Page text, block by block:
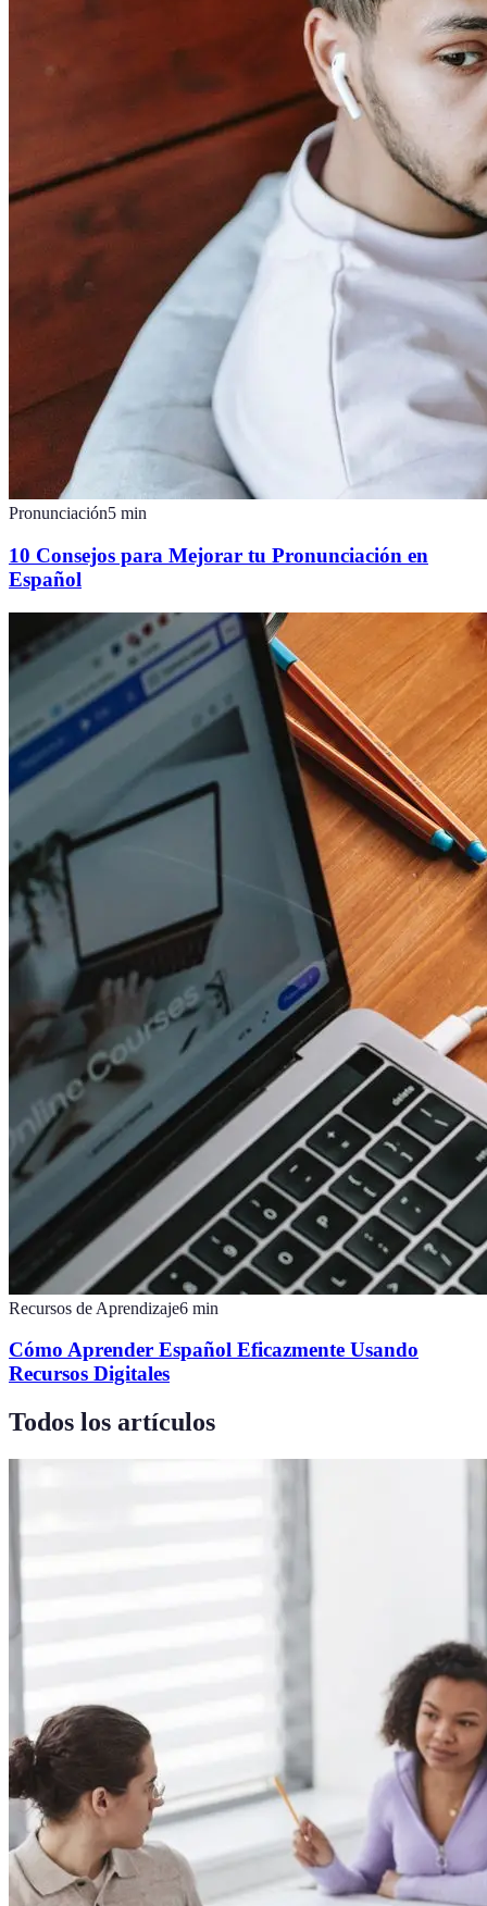
Pronunciación5 min
10 Consejos para Mejorar tu Pronunciación en
Español
Recursos de Aprendizaje6 min
Cómo Aprender Español Eficazmente Usando
Recursos Digitales
Todos los artículos